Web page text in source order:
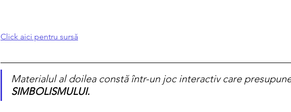
Click aici pentru sursă
Materialul al doilea constă într-un joc interactiv care
SIMBOLISMULUI.